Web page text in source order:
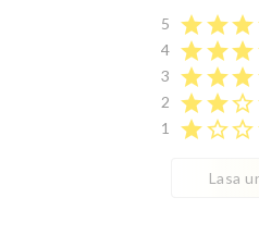
5 starstarstar
4 starstarstar
3
starstarstar
2
starstarstar_border
1
starstar_borderstar_border
Lasa